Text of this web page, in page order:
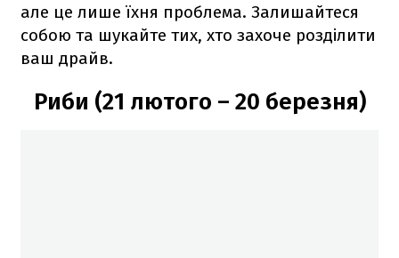
але це лише їхня проблема. Залишайтеся
собою та шукайте тих, хто захоче розділити
ваш драйв.
Риби (21 лютого – 20 березня)